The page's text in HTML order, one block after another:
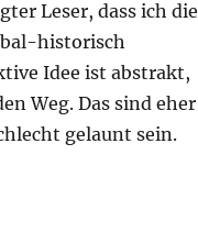
Leser, dass ich die
historisch
Idee ist abstrakt,
Weg. Das sind eher
gelaunt sein.